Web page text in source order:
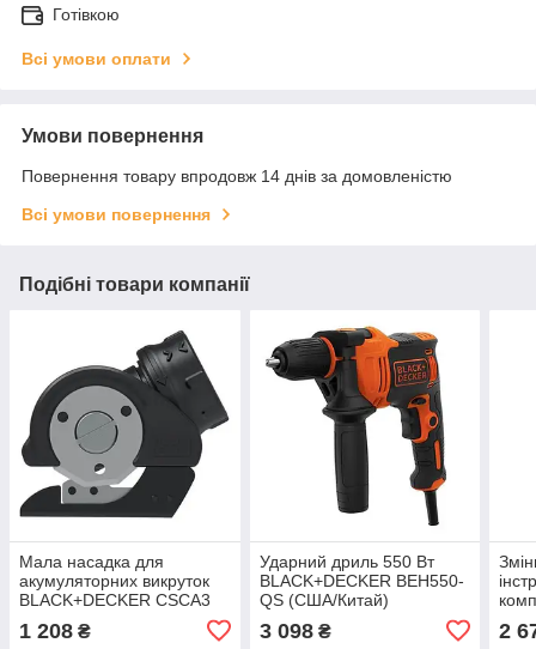
Готівкою
Всі умови оплати
Умови повернення
Повернення товару впродовж 14 днів за домовленістю
Всі умови повернення
Подібні товари компанії
Мала насадка для
акумуляторних викруток
BLACK+DECKER CSCA3
1 208 ₴
Ударний дриль 550 Вт
BLACK+DECKER BEH550-
QS (США/Китай)
3 098₴
XJ
2